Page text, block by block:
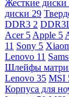
Жесткие диски
диски 29
DDR3 2
Acer 5 Apple 5
11 Sony 5
Lenovo 11
Шлейфы
Lenovo 35 MSI
Корпуса для